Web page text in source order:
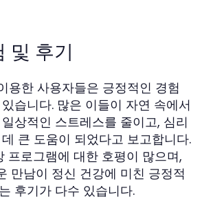
및 후기
한 사용자들은 긍정적인 경험
습니다. 많은 이들이 자연 속에서
상적인 스트레스를 줄이고, 심리
큰 도움이 되었다고 보고합니다.
프로그램에 대한 호평이 많으며,
만남이 정신 건강에 미친 긍정적
후기가 다수 있습니다.